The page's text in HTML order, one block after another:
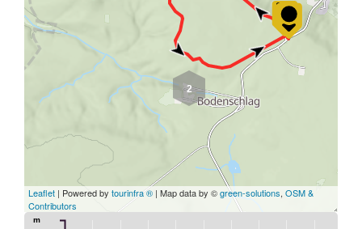
2
Leaflet | Powered by tourinfra ® | Map data by ©green-solutions, OSM &
Contributors
m